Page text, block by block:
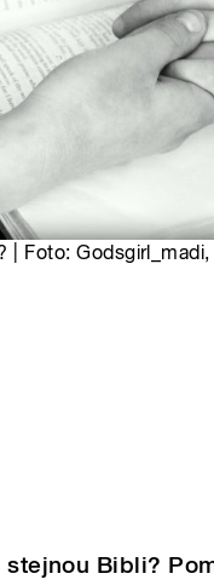
Foto: Godsgirl_madi,
Bibli?